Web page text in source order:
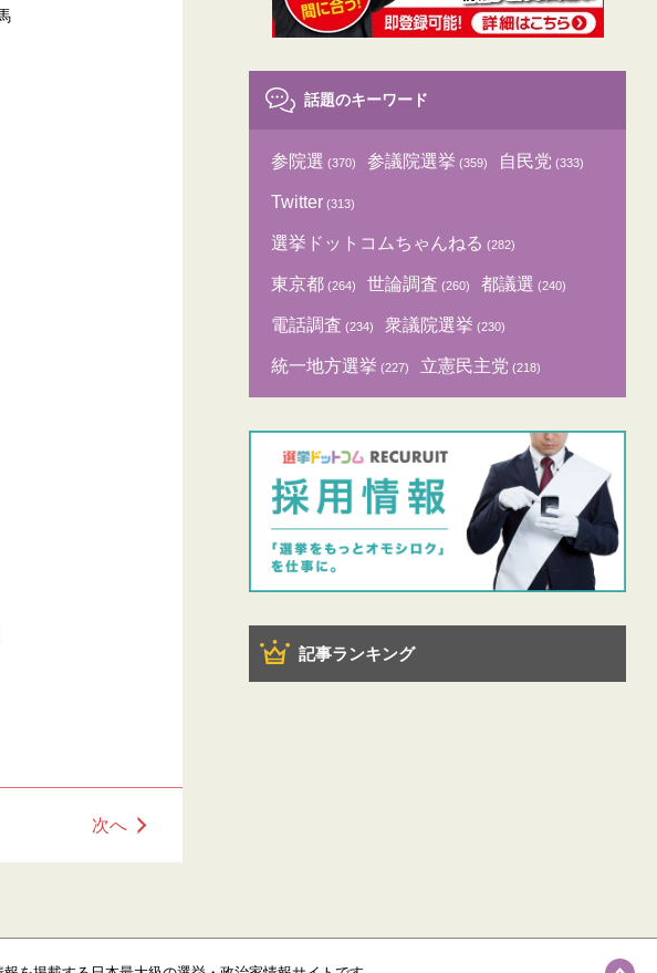
次へ
話題のキーワード
参院選 (370) 参議院選挙 (359) 自民党 (333)
Twitter (313)
選挙ドットコムちゃんねる (282)
東京都 (264) 世論調査 (260) 都議選 (240)
電話調査 (234) 衆議院選挙 (230)
統一地方選挙 (227) 立憲民主党 (218)
記事ランキング